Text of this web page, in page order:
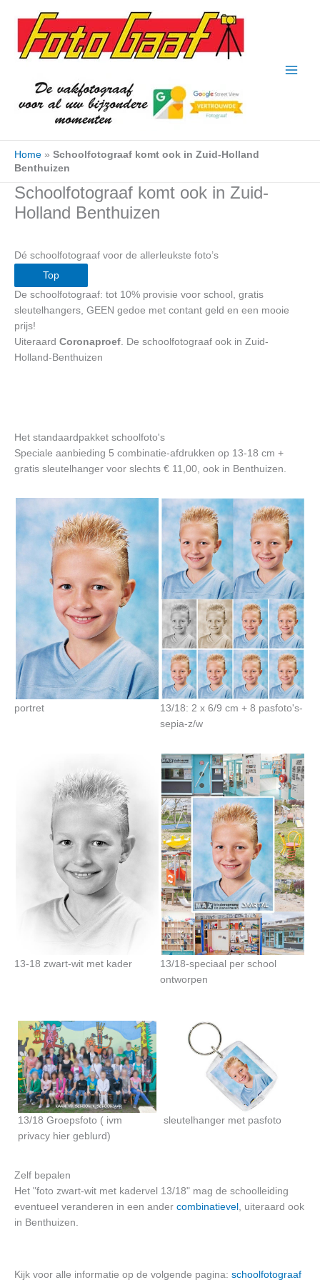
naar
inhoud
Home » Schoolfotograaf komt ook in Zuid-Holland
Benthuizen
Schoolfotograaf komt ook in Zuid-
Holland Benthuizen
Dé schoolfotograaf voor de allerleukste foto’s
Top
De schoolfotograaf: tot 10% provisie voor school, gratis
sleutelhangers, GEEN gedoe met contant geld en een mooie
prijs!
Uiteraard Coronaproef . De schoolfotograaf ook in Zuid-
Holland-Benthuizen
Het standaardpakket schoolfoto's
Speciale aanbieding 5 combinatie-afdrukken op 13-18 cm +
gratis sleutelhanger voor slechts € 11,00, ook in Benthuizen.
portret
13/18: 2 x 6/9 cm + 8 pasfoto's-
sepia-z/w
13-18 zwart-wit met kader
13/18-speciaal per school
ontworpen
13/18 Groepsfoto ( ivm
privacy hier geblurd)
sleutelhanger met pasfoto
Zelf bepalen
Het "foto zwart-wit met kadervel 13/18" mag de schoolleiding
eventueel veranderen in een ander combinatievel , uiteraard ook
in Benthuizen.
Kijk voor alle informatie op de volgende pagina: schoolfotograaf